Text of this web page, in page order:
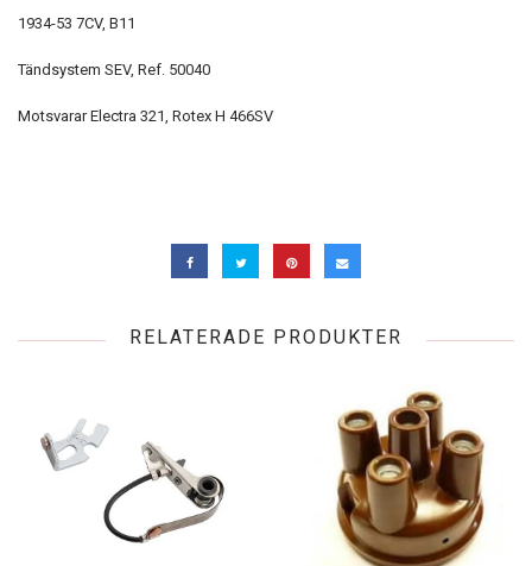
1934-53 7CV, B11
Tändsystem SEV, Ref. 50040
Motsvarar Electra 321, Rotex H 466SV
RELATERADE PRODUKTER